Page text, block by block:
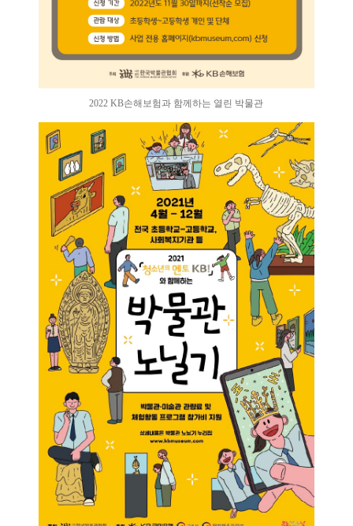
2022 KB손해보험과 함께하는 열린 박물관